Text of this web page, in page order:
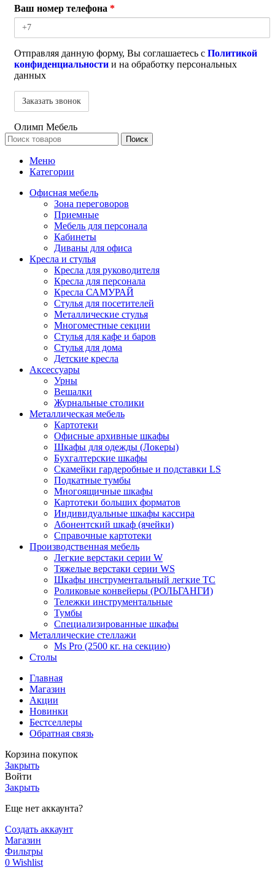
Ваш номер телефона *
Отправляя данную форму, Вы соглашаетесь с Политикой
конфиденциальности и на обработку персональных
данных
Олимп Мебель
Поиск
Меню
Категории
Офисная мебель
Зона переговоров
Приемные
Мебель для персонала
Кабинеты
Диваны для офиса
Кресла и стулья
Кресла для руководителя
Кресла для персонала
Кресла САМУРАЙ
Стулья для посетителей
Металлические стулья
Многоместные секции
Стулья для кафе и баров
Стулья для дома
Детские кресла
Аксессуары
Урны
Вешалки
Журнальные столики
Металлическая мебель
Картотеки
Офисные архивные шкафы
Шкафы для одежды (Локеры)
Бухгалтерские шкафы
Скамейки гардеробные и подставки LS
Подкатные тумбы
Многоящичные шкафы
Картотеки больших форматов
Индивидуальные шкафы кассира
Абонентский шкаф (ячейки)
Справочные картотеки
Производственная мебель
Легкие верстаки серии W
Тяжелые верстаки серии WS
Шкафы инструментальный легкие ТС
Роликовые конвейеры (РОЛЬГАНГИ)
Тележки инструментальные
Тумбы
Специализированные шкафы
Металлические стеллажи
Ms Pro (2500 кг. на секцию)
Столы
Главная
Магазин
Акции
Новинки
Бестселлеры
Обратная связь
Корзина покупок
Закрыть
Войти
Закрыть
Еще нет аккаунта?
Создать аккаунт
Магазин
Фильтры
0 Wishlist